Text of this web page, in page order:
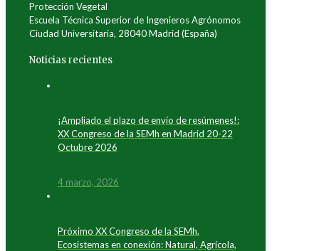
Protección Vegetal
Escuela Técnica Superior de Ingenieros Agrónomos
Ciudad Universitaria, 28040 Madrid (España)
Noticias recientes
¡Ampliado el plazo de envío de resúmenes!:
XX Congreso de la SEMh en Madrid 20-22
Octubre 2026
4 marzo, 2026
Próximo XX Congreso de la SEMh.
Ecosistemas en conexión: Natural, Agrícola,